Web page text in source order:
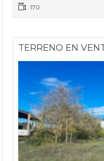
170
TERRENO EN